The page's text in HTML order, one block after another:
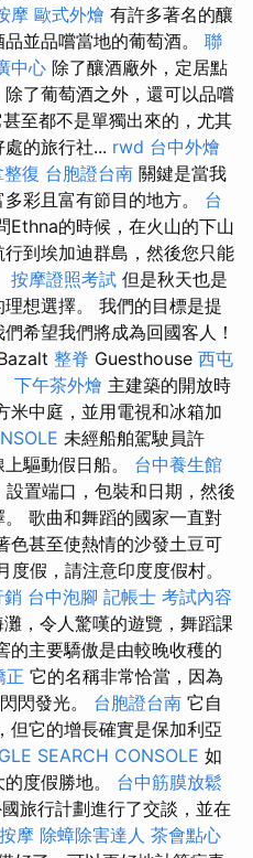
摩 歐式外燴 有許多著名的釀
並品嚐當地的葡萄酒。 聯
中心 除了釀酒廠外，定居點
了葡萄酒之外，還可以品嚐
至都不是單獨出來的，尤其
的旅行社... rwd 台中外燴
復 台胞證台南 關鍵是當我
彩且富有節目的地方。 台
Ethna的時候，在火山的下山
到埃加迪群島，然後您只能
按摩證照考試 但是秋天也是
想選擇。 我們的目標是提
希望我們將成為回國客人！
整脊 Guesthouse 西屯
下午茶外燴 主建築的開放時
米中庭，並用電視和冰箱加
未經船舶駕駛員許
驅動假日船。 台中養生館
設置端口，包裝和日期，然後
歌曲和舞蹈的國家一直對
色甚至使熱情的沙發土豆可
假，請注意印度度假村。
銷 台中泡腳 記帳士 考試內容
，令人驚嘆的遊覽，舞蹈課
的主要驕傲是由較晚收穫的
正 它的名稱非常恰當，因為
閃發光。 台胞證台南 它自
但它的增長確實是保加利亞
SEARCH CONSOLE 如
度假勝地。 台中筋膜放鬆
旅行計劃進行了交談，並在
摩 除蟑除害達人 茶會點心